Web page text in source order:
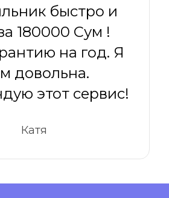
быстро и
180000 Сум !
на год. Я
довольна.
этот сервис!
Катя